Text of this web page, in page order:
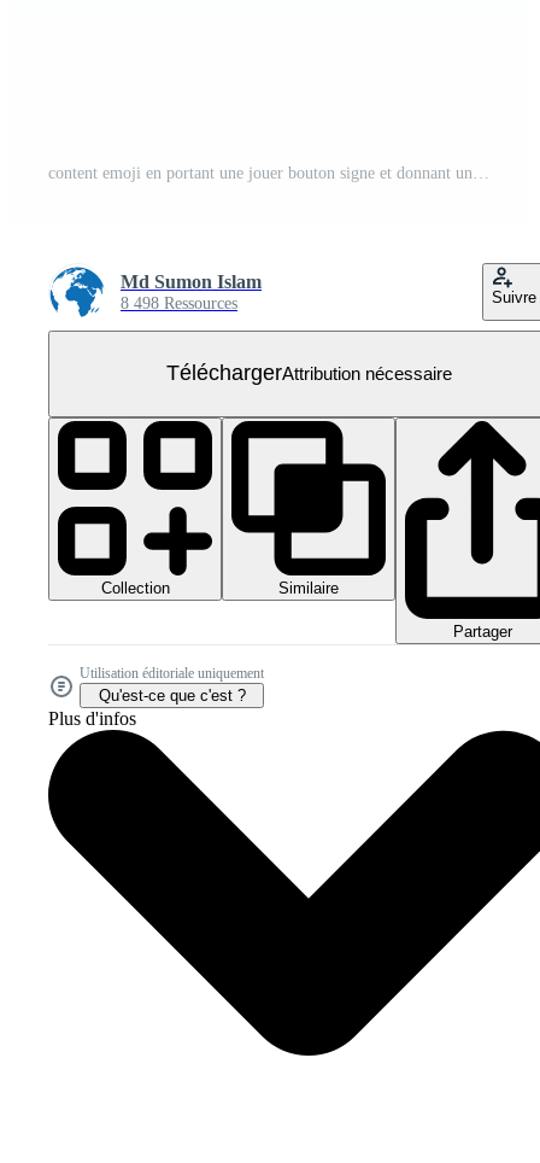
Md Sumon Islam
8 498 Ressources Suivre
TéléchargerAttribution nécessaire
Collection Similaire
Partager
Utilisation éditoriale uniquement
Qu'est-ce que c'est ?
Plus d'infos